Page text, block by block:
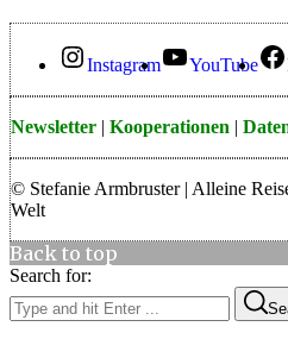
Instagram YouTube
Newsletter | Kooperationen |
© Stefanie Armbruster | Alleine
Welt
Back to top
Search for: